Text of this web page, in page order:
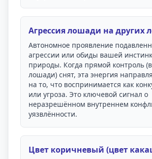
Агрессия лошади на других
Автономное проявление
агрессии или обиды вашей
природы. Когда прямой контроль
лошади) снят, эта энергия
на то, что воспринимается как
или угроза. Это ключевой сигнал о
неразрешённом внутреннем
уязвлённости.
Цвет коричневый (цвет